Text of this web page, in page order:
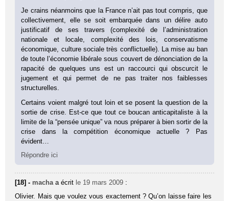
Je crains néanmoins que la France n’ait pas tout compris, que
collectivement, elle se soit embarquée dans un délire auto
justificatif de ses travers (complexité de l’administration
nationale et locale, complexité des lois, conservatisme
économique, culture sociale très conflictuelle). La mise au ban
de toute l’économie libérale sous couvert de dénonciation de la
rapacité de quelques uns est un raccourci qui obscurcit le
jugement et qui permet de ne pas traiter nos faiblesses
structurelles.
Certains voient malgré tout loin et se posent la question de la
sortie de crise. Est-ce que tout ce boucan anticapitaliste à la
limite de la “pensée unique” va nous préparer à bien sortir de la
crise dans la compétition économique actuelle ? Pas
évident…
Répondre ici
[18] - macha a écrit le 19 mars 2009 :
Olivier. Mais que voulez vous exactement ? Qu’on laisse faire les